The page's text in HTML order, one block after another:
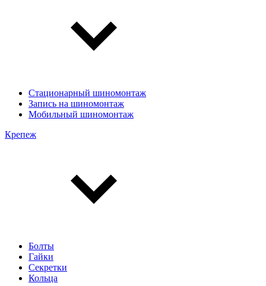
Стационарный шиномонтаж
Запись на шиномонтаж
Мобильный шиномонтаж
Крепеж
Болты
Гайки
Секретки
Кольца